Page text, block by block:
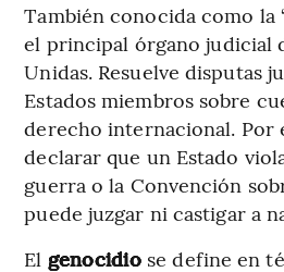
También conocida como la
el principal órgano judicial
Unidas. Resuelve disputas
Estados miembros sobre
derecho internacional. Por
declarar que un Estado
guerra o la Convención
puede juzgar ni castigar a
El genocidio se define en